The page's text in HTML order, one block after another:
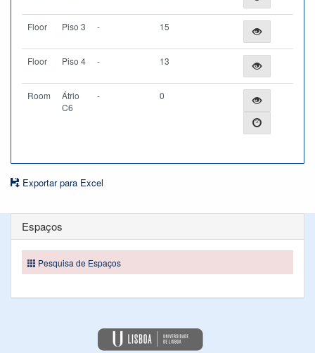
Floor Piso 3 - 15
Floor Piso 4 - 13
Room
Átrio
C6
- 0
Exportar para Excel
Espaços
Pesquisa de Espaços